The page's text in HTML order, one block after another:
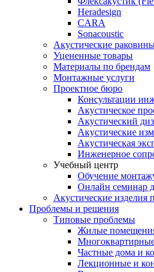
Heradesign
CARA
Sonacoustic
Акустические
Уцененные товары
Материалы по брендам
Монтажные услуги
Проектное бюро
Консультации
Акустическое
Акустический
Акустические
Акустическая
Инженерное
Учебный центр
Обучение
Онлайн семинар
Акустические изделия
Проблемы и решения
Типовые проблемы
Жилые
Частные дома и
Лекционные и